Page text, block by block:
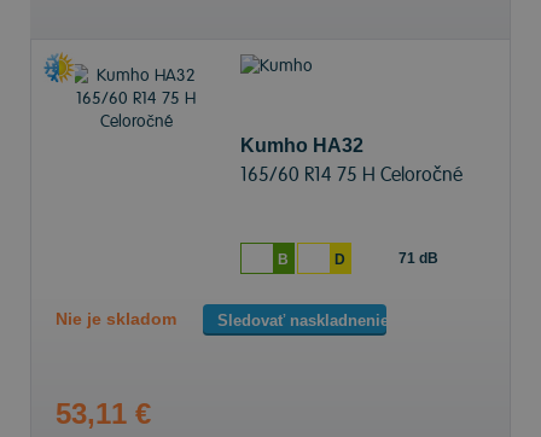
Kumho HA32
165/60 R14 75 H Celoročné
B D 71 dB
Nie je skladom Sledovať naskladnenie
53,11 €